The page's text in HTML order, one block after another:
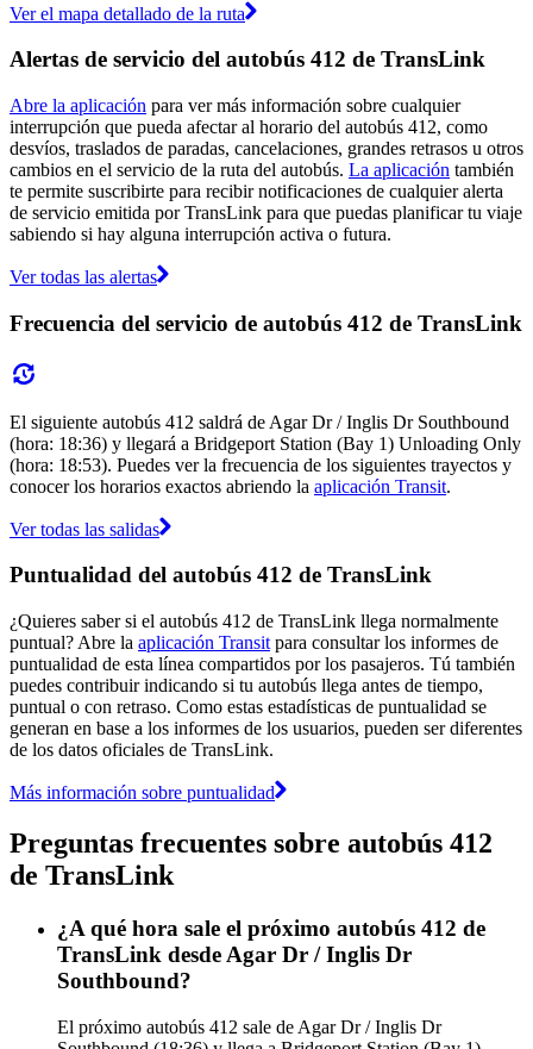
Ver el mapa detallado de la ruta
Alertas de servicio del autobús 412 de TransLink
Abre la aplicación para ver más información sobre cualquier
interrupción que pueda afectar al horario del autobús 412, como
desvíos, traslados de paradas, cancelaciones, grandes retrasos u otros
cambios en el servicio de la ruta del autobús. La aplicación también
te permite suscribirte para recibir notificaciones de cualquier alerta
de servicio emitida por TransLink para que puedas planificar tu viaje
sabiendo si hay alguna interrupción activa o futura.
Ver todas las alertas
Frecuencia del servicio de autobús 412 de TransLink
El siguiente autobús 412 saldrá de Agar Dr / Inglis Dr Southbound
(hora: 18:36) y llegará a Bridgeport Station (Bay 1) Unloading Only
(hora: 18:53). Puedes ver la frecuencia de los siguientes trayectos y
conocer los horarios exactos abriendo la aplicación Transit.
Ver todas las salidas
Puntualidad del autobús 412 de TransLink
¿Quieres saber si el autobús 412 de TransLink llega normalmente
puntual? Abre la aplicación Transit para consultar los informes de
puntualidad de esta línea compartidos por los pasajeros. Tú también
puedes contribuir indicando si tu autobús llega antes de tiempo,
puntual o con retraso. Como estas estadísticas de puntualidad se
generan en base a los informes de los usuarios, pueden ser diferentes
de los datos oficiales de TransLink.
Más información sobre puntualidad
Preguntas frecuentes sobre autobús 412
de TransLink
¿A qué hora sale el próximo autobús 412 de
TransLink desde Agar Dr / Inglis Dr
Southbound?
El próximo autobús 412 sale de Agar Dr / Inglis Dr